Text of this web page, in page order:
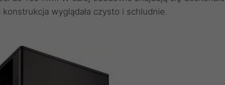
wyglądała czysto i schludnie.